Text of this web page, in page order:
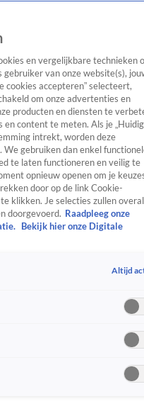
TV Algemeen
Tip
RealityCrimeVideo's
van Willy Alberti
Alberti
en vergelijkbare technieken
van onze website(s),
cookies accepteren” selecteert,
om onze advertenties en
producten en diensten te
content te meten. Als je
intrekt, worden deze
gebruiken dan enkel
te laten functioneren en veilig te
opnieuw openen om je
door op de link Cookie-
klikken. Je selecties zullen overal
doorgevoerd. Raadpleeg onze
Bekijk hier onze Digitale
Altijd